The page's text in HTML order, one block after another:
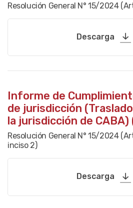
Resolución General N° 15/2024
Descarga
Informe de
de jurisdicción
la jurisdicción de CABA)
Resolución General N° 15/2024
inciso 2)
Descarga